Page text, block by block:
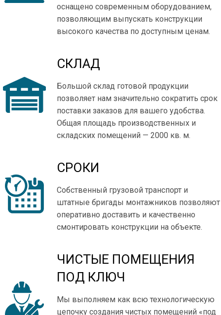
оснащено современным оборудованием,
позволяющим выпускать конструкции
высокого качества по доступным ценам.
СКЛАД
Большой склад готовой продукции
позволяет нам значительно сократить срок
поставки заказов для вашего удобства.
Общая площадь производственных и
складских помещений — 2000 кв. м.
СРОКИ
Собственный грузовой транспорт и
штатные бригады монтажников позволяют
оперативно доставить и качественно
смонтировать конструкции на объекте.
ЧИСТЫЕ ПОМЕЩЕНИЯ
ПОД КЛЮЧ
Мы выполняем как всю технологическую
цепочку создания чистых помещений «под